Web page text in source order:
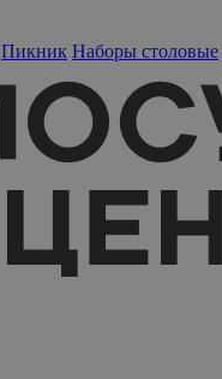
Пикник Наборы столовые